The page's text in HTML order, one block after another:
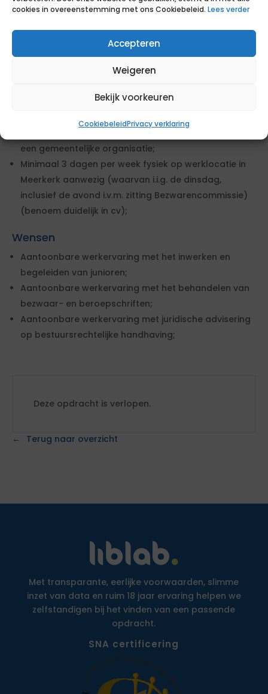
cookies in overeenstemming met ons Cookiebeleid. Lees verder
Accepteren
Weigeren
Bekijk voorkeuren
CookiebeleidPrivacy verklaring
verdienen door tegemoet te komen aan de wensen.
Eisen
Een aantoonbare afgeronde opleiding ABW2;
Een aantoonbare afgeronde opleiding op minimaal
Minimaal 5 jaar aantoonbare werkervaring als
een gemeentelijke organisatie;
Minimaal 3 dagen per week fysiek op werklocatie in
Meerkerk aanwezig (waarvan i.i.g. de dinsdag,
inclusief de avond i.v.m. zitting Bezwarencommissie)
(benoem duidelijk in cv);
Wensen
Aantoonbare werkervaring met het inwerken en
begeleiden van junioren;
Aantoonbare werkervaring met het behandelen van
bezwaar- en beroepschriften;
Aantoonbare werkervaring met juridische advisering
op bestuursrechtelijke handhaving;
Deze opdracht is verlopen.
Terug naar overzicht
Met transparante, eerlijke voorwaarden, slimme
inzet van data en ruim 18 jaar ervaring helpen we
zelfstandigen bij het vinden van een passende
opdracht.
SNA certificering